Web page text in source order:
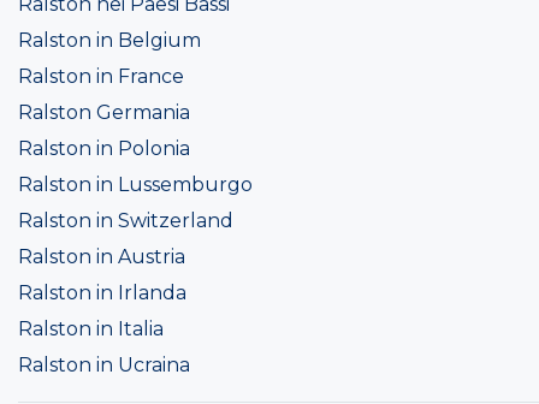
Ralston in Belgium
Ralston in France
Ralston Germania
Ralston in Polonia
Ralston in Lussemburgo
Ralston in Switzerland
Ralston in Austria
Ralston in Irlanda
Ralston in Italia
Ralston in Ucraina